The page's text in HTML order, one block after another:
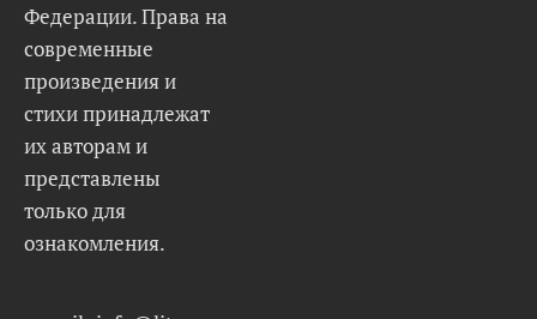
Федерации. Права на
современные
произведения и
стихи принадлежат
их авторам и
представлены
только для
ознакомления.